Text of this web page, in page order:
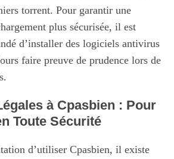
torrent. Pour garantir une
plus sécurisée, il est
d’installer des logiciels antivirus
faire preuve de prudence lors de
à Cpasbien : Pour
Toute Sécurité
d’utiliser Cpasbien, il existe